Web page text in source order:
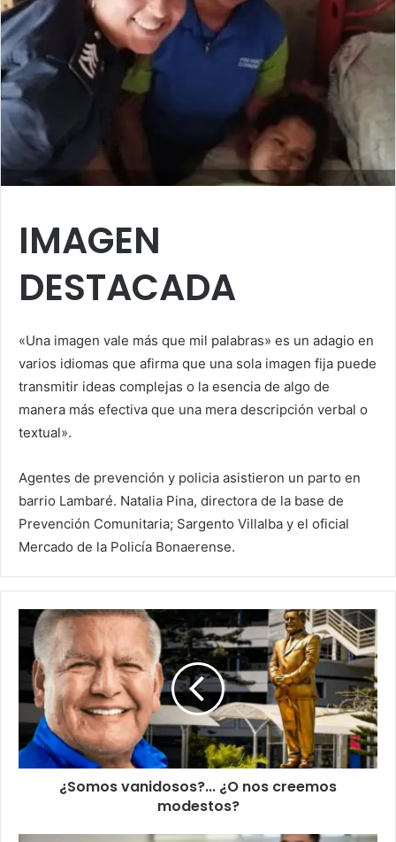
IMAGEN
DESTACADA
«Una imagen vale más que mil palabras» es un adagio en
varios idiomas​ que afirma que una sola imagen fija puede
transmitir ideas complejas​ o la esencia de algo de
manera más efectiva que una mera descripción verbal o
textual».
Agentes de prevención y policia asistieron un parto en
barrio Lambaré. Natalia Pina, directora de la base de
Prevención Comunitaria; Sargento Villalba y el oficial
Mercado de la Policía Bonaerense.
¿Somos vanidosos?... ¿O nos creemos
modestos?